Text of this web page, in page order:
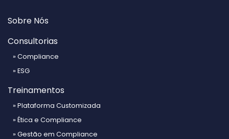
Sobre Nós
Consultorias
» Compliance
» ESG
Treinamentos
» Plataforma Customizada
» Ética e Compliance
» Gestão em Compliance